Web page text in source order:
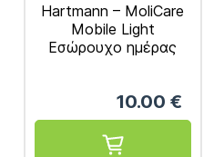
Hartmann – MoliCare
Mobile Light
Εσώρουχο ημέρας
10.00 €